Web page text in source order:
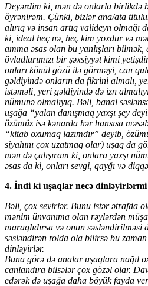
Deyərdim ki, mən də onlarla birlikdə
öyrənirəm. Çünki, bizlər ana/ata
alırıq və insan artıq valideyn olmağı
ki, ideal heç nə, heç kim yoxdur və
amma əsas olan bu yanlışları
övladlarımızı bir şəxsiyyət kimi
onları könül gözü ilə görməyi, can
gəldiyində onların da fikrini almalı,
istəməli, yeri gəldiyində də izn
nümunə olmalıyıq. Bəli, banal
uşağa “yalan danışmaq yaxşı şey
özümüz isə kənarda hər hansısa
“kitab oxumaq lazımdır” deyib,
siyahını çox uzatmaq olar) uşaq da
mən də çalışıram ki, onlara yaxşı
əsas da ki, onları sevgi, qayğı və
4. İndi ki uşaqlar necə dinləyirlərmi
Bəli, çox sevirlər. Bunu istər ətrafda
mənim ünvanıma olan rəylərdən
maraqlıdırsa və onun səsləndirilməsi
səsləndirən rolda ola bilirsə bu
dinləyirlər.
Buna görə də analar uşaqlara nağıl
canlandıra bilsələr çox gözəl olar.
edərək də uşağa daha böyük fayda